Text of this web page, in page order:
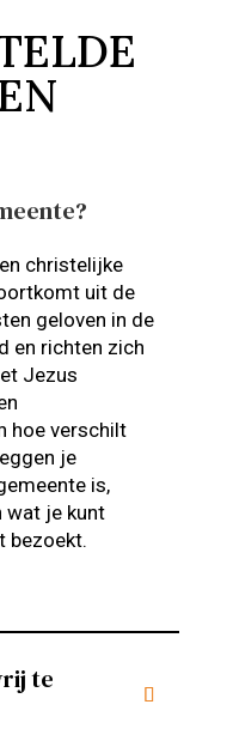
christelijke
uit de
geloven in de
en richten zich
Jezus
hoe verschilt
je
is,
wat je kunt
bezoekt.
te